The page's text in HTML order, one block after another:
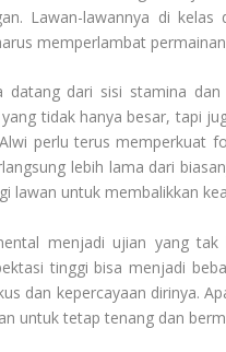
Lawan-lawannya di
memperlambat
datang dari sisi stamina
tidak hanya besar, tapi
perlu terus memperkuat
lebih lama dari
lawan untuk membalikkan
menjadi ujian yang
tinggi bisa menjadi
dan kepercayaan dirinya.
untuk tetap tenang dan